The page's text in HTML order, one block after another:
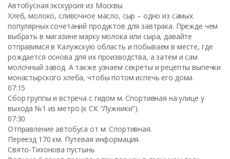
Автобусная экскурсия из Москвы
Хлеб, молоко, сливочное масло, сыр – одно из самых
популярных сочетаний продуктов для завтрака. Прежде чем
выбрать в магазине марку молока или сыра, давайте
отправимся в Калужскую область и побываем в месте, где
рождается основа для их производства, а затем и сам
молочный завод. А также узнаем секреты и рецепты выпечки
монастырского хлеба, чтобы потом испечь его дома.
07:15
Сбор группы и встреча с гидом м. Спортивная на улице у
выхода №1 из метро (к СК "Лужники").
07:30
Отправление автобуса от м. Спортивная.
Переезд 170 км. Путевая информация.
Свято-Тихонова пустынь